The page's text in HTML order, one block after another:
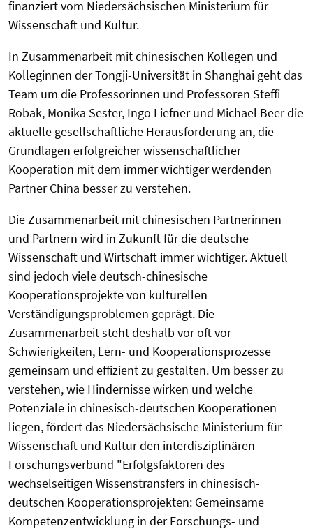
finanziert vom Niedersächsischen Ministerium für
Wissenschaft und Kultur.
In Zusammenarbeit mit chinesischen Kollegen und
Kolleginnen der Tongji-Universität in Shanghai geht das
Team um die Professorinnen und Professoren Steffi
Robak, Monika Sester, Ingo Liefner und Michael Beer die
aktuelle gesellschaftliche Herausforderung an, die
Grundlagen erfolgreicher wissenschaftlicher
Kooperation mit dem immer wichtiger werdenden
Partner China besser zu verstehen.
Die Zusammenarbeit mit chinesischen Partnerinnen
und Partnern wird in Zukunft für die deutsche
Wissenschaft und Wirtschaft immer wichtiger. Aktuell
sind jedoch viele deutsch-chinesische
Kooperationsprojekte von kulturellen
Verständigungsproblemen geprägt. Die
Zusammenarbeit steht deshalb vor oft vor
Schwierigkeiten, Lern- und Kooperationsprozesse
gemeinsam und effizient zu gestalten. Um besser zu
verstehen, wie Hindernisse wirken und welche
Potenziale in chinesisch-deutschen Kooperationen
liegen, fördert das Niedersächsische Ministerium für
Wissenschaft und Kultur den interdisziplinären
Forschungsverbund "Erfolgsfaktoren des
wechselseitigen Wissenstransfers in chinesisch-
deutschen Kooperationsprojekten: Gemeinsame
Kompetenzentwicklung in der Forschungs- und